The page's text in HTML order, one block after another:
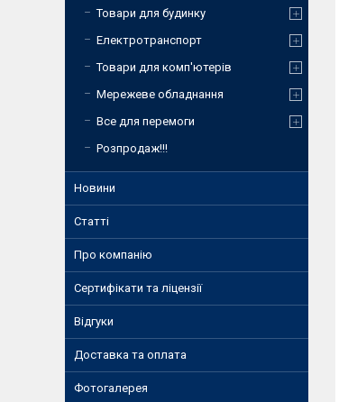
Товари для будинку
Електротранспорт
Товари для комп'ютерів
Мережеве обладнання
Все для перемоги
Розпродаж!!!
Новини
Статті
Про компанію
Сертифікати та ліцензії
Відгуки
Доставка та оплата
Фотогалерея